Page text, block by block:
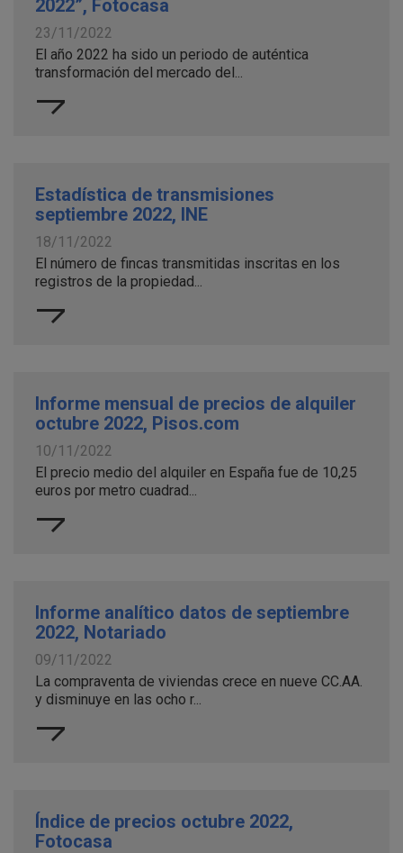
2022”, Fotocasa
23/11/2022
El año 2022 ha sido un periodo de auténtica
transformación del mercado del...
Estadística de transmisiones
septiembre 2022, INE
18/11/2022
El número de fincas transmitidas inscritas en los
registros de la propiedad...
Informe mensual de precios de alquiler
octubre 2022, Pisos.com
10/11/2022
El precio medio del alquiler en España fue de 10,25
euros por metro cuadrad...
Informe analítico datos de septiembre
2022, Notariado
09/11/2022
La compraventa de viviendas crece en nueve CC.AA.
y disminuye en las ocho r...
Índice de precios octubre 2022,
Fotocasa